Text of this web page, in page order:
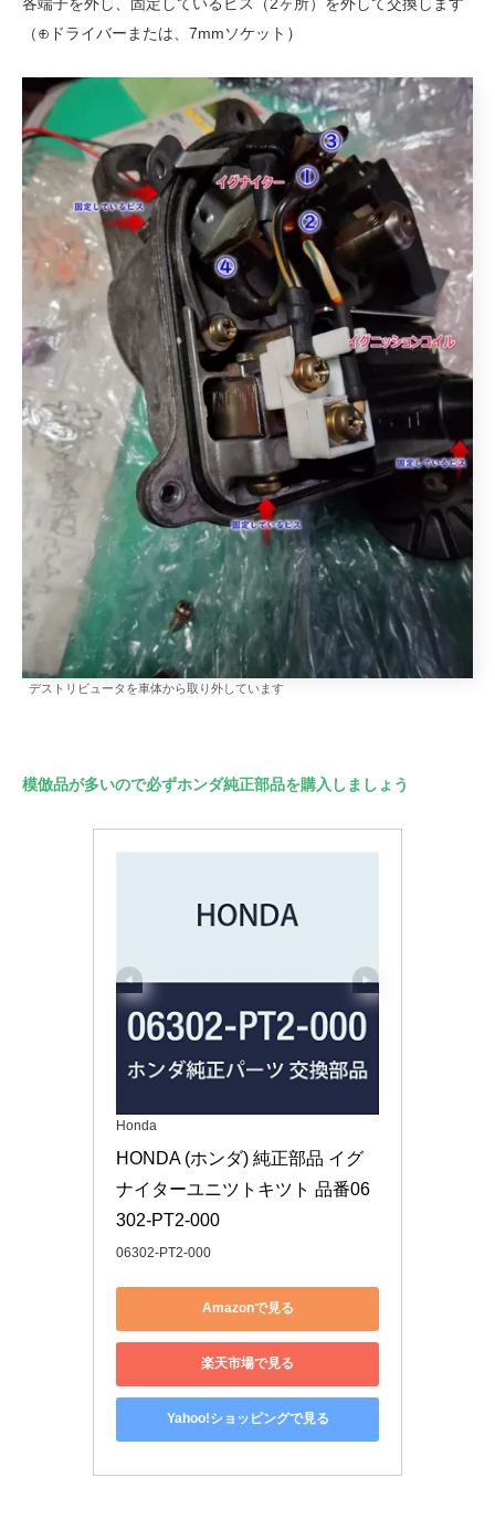
（⊕ドライバーまたは、7mmソケット ）
デストリビュータを車体から取り外しています
模倣品が多いので必ずホンダ純正部品を購入しましょう
Honda
HONDA (ホンダ) 純正部品 イグ
ナイターユニツトキツト 品番06
302-PT2-000
06302-PT2-000
Amazonで見る
楽天市場で見る
Yahoo!ショッピングで見る